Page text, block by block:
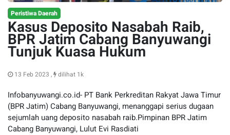
Peristiwa Daerah
Kasus Deposito Nasabah Raib,
BPR Jatim Cabang Banyuwangi
Tunjuk Kuasa Hukum
13 Feb 2023 , dilihat 1k
Infobanyuwangi.co.id- PT Bank Perkreditan Rakyat Jawa Timur
(BPR Jatim) Cabang Banyuwangi, menanggapi serius dugaan
sejumlah uang deposito nasabah raib.Pimpinan BPR Jatim
Cabang Banyuwangi, Lulut Evi Rasdiati